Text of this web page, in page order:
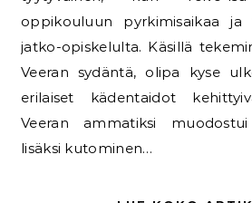
oppikouluun pyrkimisaikaa ja
jatko-opiskelulta. Käsillä
Veeran sydäntä, olipa kyse
erilaiset kädentaidot
Veeran ammatiksi
lisäksi kutominen…